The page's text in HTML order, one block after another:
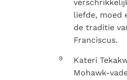
liefde, moed
de traditie
Franciscus.
9
Kateri
Mohawk-